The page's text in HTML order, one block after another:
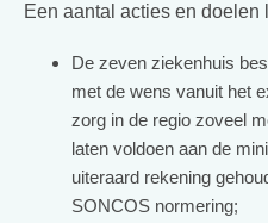
Een aantal acties en doelen
De zeven ziekenhuis
met de wens vanuit het
zorg in de regio zoveel
laten voldoen aan de
uiteraard rekening
SONCOS normering;